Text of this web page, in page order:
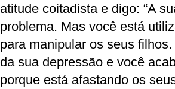
atitude coitadista e digo: “A
problema. Mas você está
para manipular os seus
da sua depressão e você
porque está afastando os